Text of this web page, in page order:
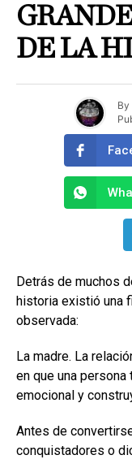
DE LA
By
Detrás de muchos
historia existió una
observada:
La madre. La
en que una
emocional y
Antes de
conquistadores o